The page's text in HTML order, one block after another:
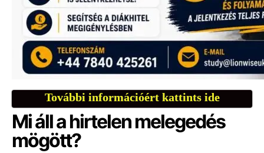
További információért kattints ide
Mi áll a hirtelen melegedés
mögött?